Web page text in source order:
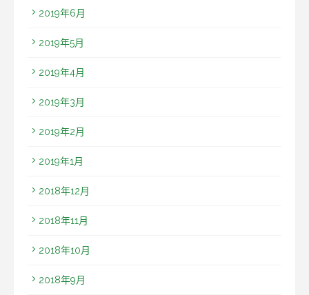
2019年6月
2019年5月
2019年4月
2019年3月
2019年2月
2019年1月
2018年12月
2018年11月
2018年10月
2018年9月